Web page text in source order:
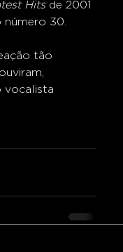
Hits de 2001
30.
tão
vocalista